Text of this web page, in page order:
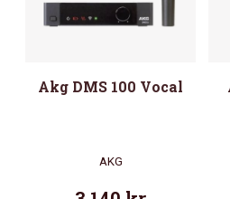
Akg DMS 100 Vocal
AKG